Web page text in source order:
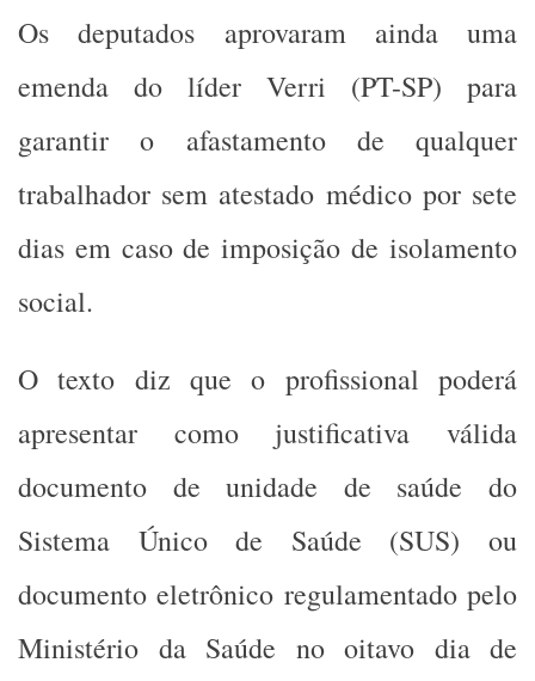
Os deputados aprovaram ainda uma
emenda do líder Verri (PT-SP) para
garantir o afastamento de qualquer
trabalhador sem atestado médico por sete
dias em caso de imposição de isolamento
social.
O texto diz que o profissional poderá
apresentar como justificativa válida
documento de unidade de saúde do
Sistema Único de Saúde (SUS) ou
documento eletrônico regulamentado pelo
Ministério da Saúde no oitavo dia de